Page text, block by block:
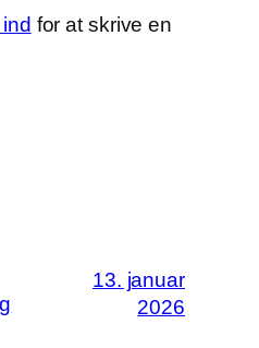
for at skrive en
13. januar
2026